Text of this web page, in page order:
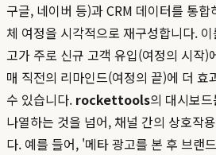
구글, 네이버 등)과 CRM 데이터를 통
체 여정을 시각적으로 재구성합니다.
고가 주로 신규 고객 유입(여정의 시작)
매 직전의 리마인드(여정의 끝)에 더 효
수 있습니다. rockettools의 대시보
나열하는 것을 넘어, 채널 간의 상호작
다. 예를 들어, '메타 광고를 본 후 브랜